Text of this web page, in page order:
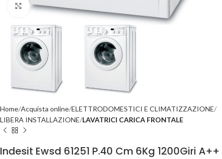
Click to enlarge
Home Acquista online ELETTRODOMESTICI E CLIMATIZZAZIONE
LIBERA INSTALLAZIONE LAVATRICI CARICA FRONTALE
Indesit Ewsd 61251 P.40 Cm 6Kg 1200Giri A++